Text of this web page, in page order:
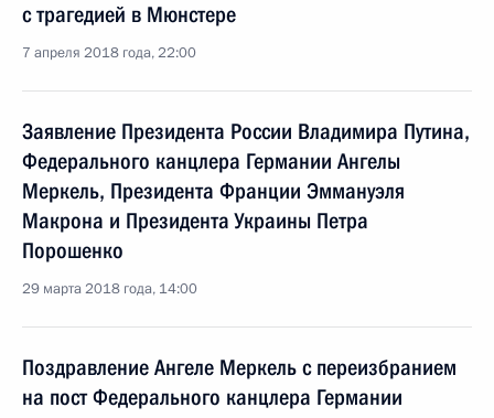
с трагедией в Мюнстере
7 апреля 2018 года, 22:00
Заявление Президента России Владимира Путина,
Федерального канцлера Германии Ангелы
Меркель, Президента Франции Эммануэля
Макрона и Президента Украины Петра
Порошенко
29 марта 2018 года, 14:00
Поздравление Ангеле Меркель с переизбранием
на пост Федерального канцлера Германии